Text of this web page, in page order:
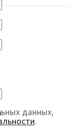
данных,
.